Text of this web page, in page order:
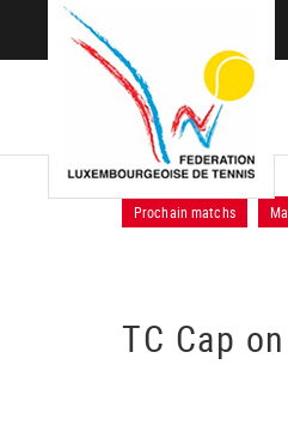
Prochain matchs
TC Cap